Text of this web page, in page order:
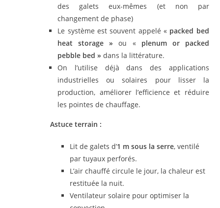
des galets eux-mêmes (et non par
changement de phase)
Le système est souvent appelé « packed bed
heat storage » ou « plenum or packed
pebble bed » dans la littérature.
On l’utilise déjà dans des applications
industrielles ou solaires pour lisser la
production, améliorer l’efficience et réduire
les pointes de chauffage.
Astuce terrain :
Lit de galets d’1 m sous la serre, ventilé
par tuyaux perforés.
L’air chauffé circule le jour, la chaleur est
restituée la nuit.
Ventilateur solaire pour optimiser la